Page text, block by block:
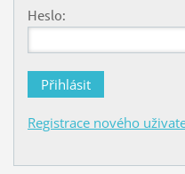
Heslo:
Registrace nového